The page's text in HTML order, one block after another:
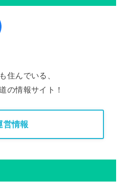
住んでいる、
の情報サイト！
営情報